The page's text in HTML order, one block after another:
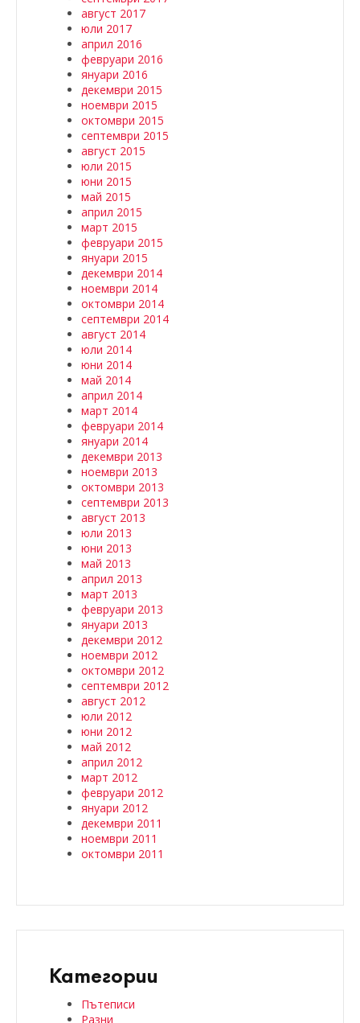
август 2017
юли 2017
април 2016
февруари 2016
януари 2016
декември 2015
ноември 2015
октомври 2015
септември 2015
август 2015
юли 2015
юни 2015
май 2015
април 2015
март 2015
февруари 2015
януари 2015
декември 2014
ноември 2014
октомври 2014
септември 2014
август 2014
юли 2014
юни 2014
май 2014
април 2014
март 2014
февруари 2014
януари 2014
декември 2013
ноември 2013
октомври 2013
септември 2013
август 2013
юли 2013
юни 2013
май 2013
април 2013
март 2013
февруари 2013
януари 2013
декември 2012
ноември 2012
октомври 2012
септември 2012
август 2012
юли 2012
юни 2012
май 2012
април 2012
март 2012
февруари 2012
януари 2012
декември 2011
ноември 2011
октомври 2011
Категории
Пътеписи
Разни